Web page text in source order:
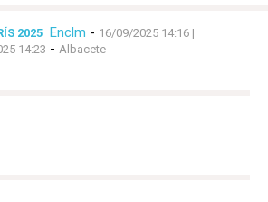
2025 Enclm - 16/09/2025 14:16 |
14:23 - Albacete